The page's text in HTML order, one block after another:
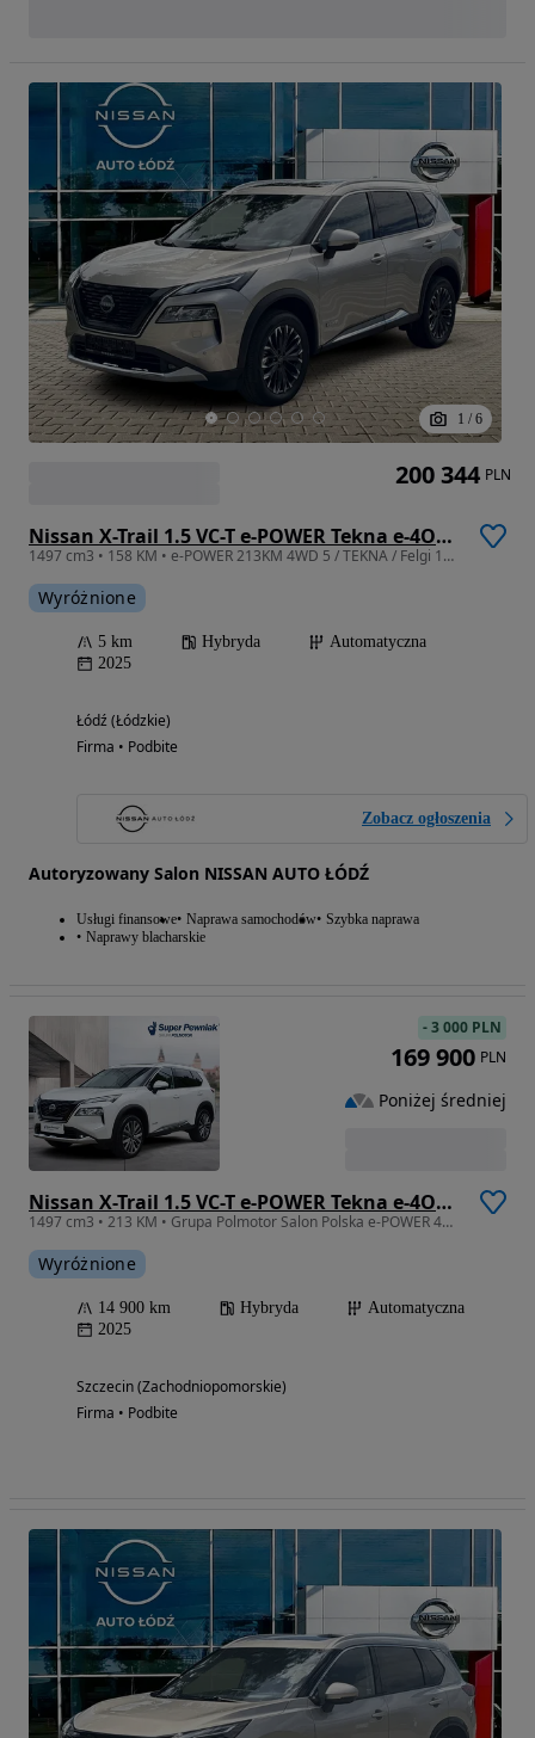
1 / 6
Nissan X-Trail 1.5 VC-T e-POWER Tekna e-4ORCE
1497 cm3 • 158 KM • e-POWER 213KM 4WD 5 / TEKNA / Felgi 19 / Pakiet Premium
Wyróżnione
5 km Hybryda
Automatyczna
2025
Łódź (Łódzkie)
Firma • Podbite
Zobacz ogłoszenia
Autoryzowany Salon NISSAN AUTO ŁÓDŹ
Usługi finansowe Naprawa samochodów Szybka naprawa
Naprawy blacharskie
200 344 PLN
Nissan X-Trail 1.5 VC-T e-POWER Tekna e-4ORCE
1497 cm3 • 213 KM • Grupa Polmotor Salon Polska e-POWER 4WD 213KM Tekna / Gwarancja HAK
Wyróżnione
14 900 km Hybryda
Automatyczna
2025
Szczecin (Zachodniopomorskie)
Firma • Podbite
-3 000 PLN
169 900 PLN
Poniżej średniej